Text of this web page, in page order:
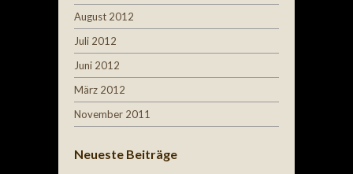
August 2012
Juli 2012
Juni 2012
März 2012
November 2011
Neueste Beiträge